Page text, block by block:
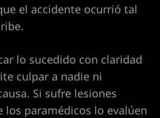
el accidente ocurrió tal
lo sucedido con claridad
culpar a nadie ni
Si sufre lesiones
los paramédicos lo evalúen